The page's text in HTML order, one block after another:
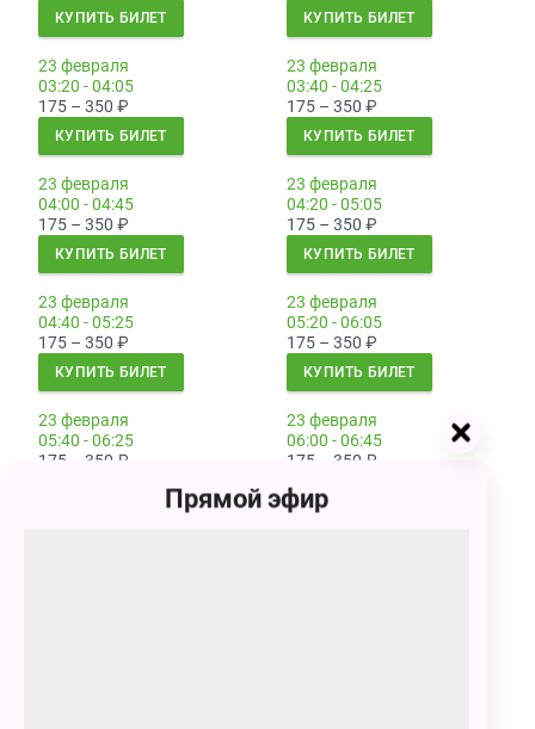
КУПИТЬ БИЛЕТ КУПИТЬ БИЛЕТ
23 февраля
03:20 - 04:05
175 – 350 ₽
КУПИТЬ БИЛЕТ
23 февраля
03:40 - 04:25
175 – 350 ₽
КУПИТЬ БИЛЕТ
23 февраля
04:00 - 04:45
175 – 350 ₽
КУПИТЬ БИЛЕТ
23 февраля
04:20 - 05:05
175 – 350 ₽
КУПИТЬ БИЛЕТ
23 февраля
04:40 - 05:25
175 – 350 ₽
КУПИТЬ БИЛЕТ
23 февраля
05:20 - 06:05
175 – 350 ₽
КУПИТЬ БИЛЕТ
23 февраля
05:40 - 06:25
175 – 350 ₽
КУПИТЬ БИЛЕТ
23 февраля
06:00 - 06:45
175 – 350 ₽
КУПИТЬ БИЛЕТ
Прямой эфир